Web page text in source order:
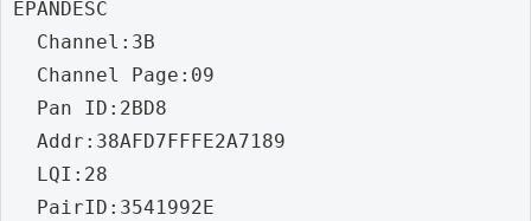
EPANDESC
  Channel:3B
  Channel Page:09
  Pan ID:2BD8
  Addr:38AFD7FFFE2A7189
  LQI:28
  PairID:3541992E